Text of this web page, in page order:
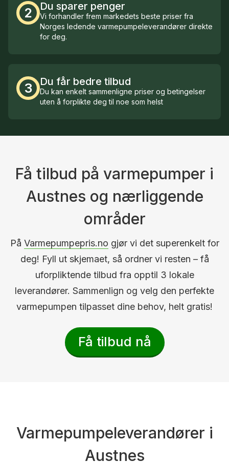
2 Du sparer penger
Vi forhandler frem markedets beste priser fra
Norges ledende varmepumpeleverandører direkte
for deg.
3 Du får bedre tilbud
Du kan enkelt sammenligne priser og betingelser
uten å forplikte deg til noe som helst
Få tilbud på varmepumper i
Austnes og nærliggende
områder
På Varmepumpepris.no gjør vi det superenkelt for
deg! Fyll ut skjemaet, så ordner vi resten – få
uforpliktende tilbud fra opptil 3 lokale
leverandører. Sammenlign og velg den perfekte
varmepumpen tilpasset dine behov, helt gratis!
Få tilbud nå
Varmepumpeleverandører i
Austnes